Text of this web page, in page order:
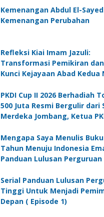
Kemenangan Abdul El-
Kemenangan Perubahan
Refleksi Kiai Imam Jazuli:
Transformasi Pemikiran
Kunci Kejayaan Abad Kedua
PKDI Cup II 2026 Berhadiah
500 Juta Resmi Bergulir dari
Merdeka Jombang, Ketua
Komunikasi Kades untuk
Desa
Mengapa Saya Menulis Buku
Tahun Menuju Indonesia
Panduan Lulusan
Depan”?
Serial Panduan Lulusan
Tinggi Untuk Menjadi
Depan ( Episode 1)